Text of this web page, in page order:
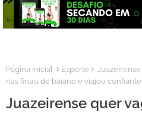
Página inicial Esporte
nas finais do baiano e viajou
Juazeirense quer